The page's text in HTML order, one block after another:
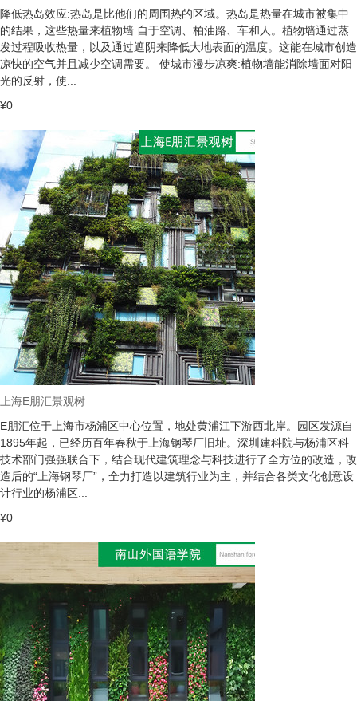
降低热岛效应:热岛是比他们的周围热的区域。热岛是热量在城市被集中
的结果，这些热量来植物墙 自于空调、柏油路、车和人。植物墙通过蒸
发过程吸收热量，以及通过遮阴来降低大地表面的温度。这能在城市创造
凉快的空气并且减少空调需要。 使城市漫步凉爽:植物墙能消除墙面对阳
光的反射，使...
¥0
上海E朋汇景观树
E朋汇位于上海市杨浦区中心位置，地处黄浦江下游西北岸。园区发源自
1895年起，已经历百年春秋于上海钢琴厂旧址。深圳建科院与杨浦区科
技术部门强强联合下，结合现代建筑理念与科技进行了全方位的改造，改
造后的“上海钢琴厂”，全力打造以建筑行业为主，并结合各类文化创意设
计行业的杨浦区...
¥0
你们是怎么收费的呢